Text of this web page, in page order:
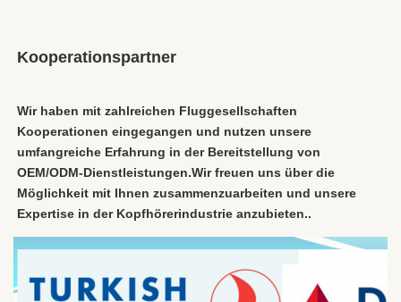
Kooperationspartner
Wir haben mit zahlreichen Fluggesellschaften
Kooperationen eingegangen und nutzen unsere
umfangreiche Erfahrung in der Bereitstellung von
OEM/ODM-Dienstleistungen.Wir freuen uns über die
Möglichkeit mit Ihnen zusammenzuarbeiten und unsere
Expertise in der Kopfhörerindustrie anzubieten..